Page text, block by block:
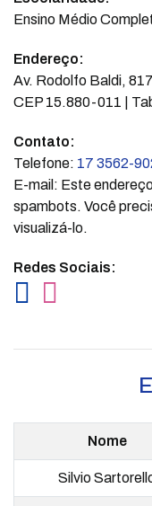
Ensino Médio
Endereço:
Av. Rodolfo Baldi,
CEP 15.880-011 |
Contato:
Telefone: 17 3562-
E-mail: Este
spambots. Você
visualizá-lo.
Redes Sociais:
Nome
Silvio